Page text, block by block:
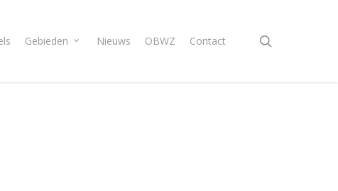
Gebieden Nieuws OBWZ Contact